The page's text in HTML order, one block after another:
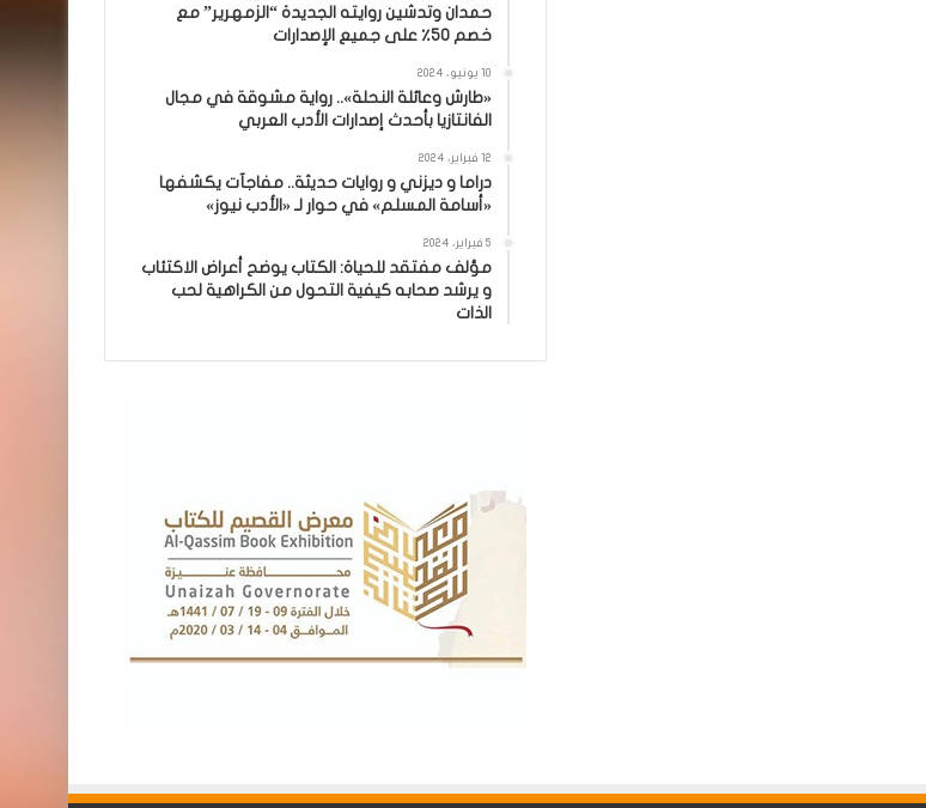
حمدان وتدشين روايته الجديدة “الزمهرير” مع
خصم 50٪ على جميع الإصدارات
10 يونيو، 2024
«طارش وعائلة النحلة».. رواية مشوقة في مجال
الفانتازيا بأحدث إصدارات الأدب العربي
12 فبراير، 2024
دراما و ديزني و روايات حديثة.. مفاجآت يكشفها
«أسامة المسلم» في حوار لـ «الأدب نيوز»
5 فبراير، 2024
مؤلف مفتقد للحياة: الكتاب يوضح أعراض الاكتئاب
و يرشد صحابه كيفية التحول من الكراهية لحب
الذات